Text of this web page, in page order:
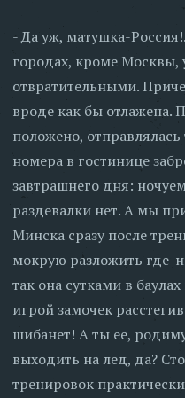
- Да уж, матушка-
городах, кроме
отвратительными.
вроде как бы отлажена.
положено,
номера в гостинице
завтрашнего дня:
раздевалки нет. А мы
Минска сразу после
мокрую разложить где-
так она сутками в
игрой замочек
шибанет! А ты ее,
выходить на лед, да?
тренировок